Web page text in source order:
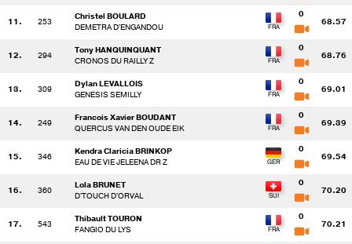
11. 253
Christel BOULARD
DEMETRA D'ENGANDOU
0
68.57
12. 294
Tony HANQUINQUANT
CRONOS DU RAILLY Z
0
68.76
13. 309
Dylan LEVALLOIS
GENESIS SEMILLY
0
69.01
14. 249
Francois Xavier BOUDANT
QUERCUS VAN DEN OUDE EIK
0
69.39
15. 346
Kendra Claricia BRINKOP
EAU DE VIE JELEENA DR Z
0
69.54
16. 360
Lola BRUNET
D'TOUCH D'ORVAL
0
70.20
17. 543
Thibault TOURON
FANGIO DU LYS
0
70.21